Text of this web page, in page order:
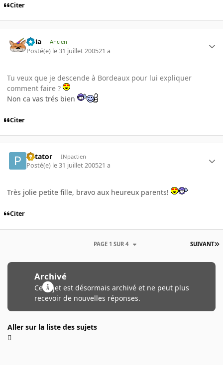
Citer
Titia Ancien
Posté(e) le 31 juillet 200521 a
Tu veux que je descende à Bordeaux pour lui expliquer
comment faire ?
Non ca vas trés bien
Citer
Patator INpactien
Posté(e) le 31 juillet 200521 a
Très jolie petite fille, bravo aux heureux parents!
Citer
SUIVANT
PAGE 1 SUR 4
Archivé
Ce sujet est désormais archivé et ne peut plus
recevoir de nouvelles réponses.
Aller sur la liste des sujets